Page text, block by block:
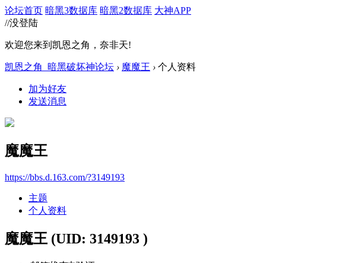
论坛首页 暗黑3数据库 暗黑2数据库 大神APP
//没登陆
欢迎您来到凯恩之角，奈非天!
凯恩之角_暗黑破坏神论坛 › 魔魔王 › 个人资料
加为好友
发送消息
魔魔王
https://bbs.d.163.com/?3149193
主题
个人资料
魔魔王 (UID: 3149193 )